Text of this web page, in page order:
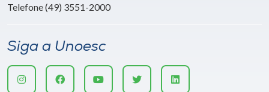
Telefone (49) 3551-2000
Siga a Unoesc